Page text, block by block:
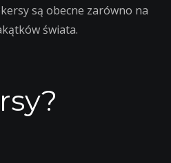
są obecne zarówno na
świata.